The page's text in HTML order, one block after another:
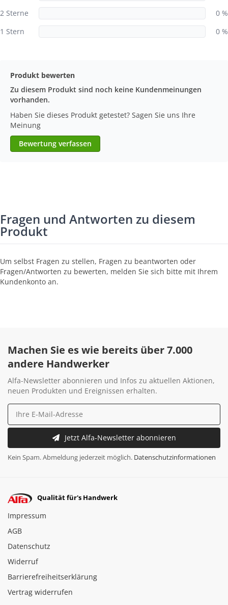
2 Sterne
0 %
1 Stern
0 %
Produkt bewerten
Zu diesem Produkt sind noch keine Kundenmeinungen
vorhanden.
Haben Sie dieses Produkt getestet? Sagen Sie uns Ihre
Meinung
Bewertung verfassen
Fragen und Antworten zu diesem
Produkt
Um selbst Fragen zu stellen, Fragen zu beantworten oder
Fragen/Antworten zu bewerten, melden Sie sich bitte mit Ihrem
Kundenkonto an.
Machen Sie es wie bereits über 7.000
andere Handwerker
Alfa-Newsletter abonnieren und Infos zu aktuellen Aktionen,
neuen Produkten und Ereignissen erhalten.
Jetzt Alfa-Newsletter abonnieren
Kein Spam. Abmeldung jederzeit möglich. Datenschutzinformationen
Qualität für's Handwerk
Impressum
AGB
Datenschutz
Widerruf
Barrierefreiheitserklärung
Vertrag widerrufen